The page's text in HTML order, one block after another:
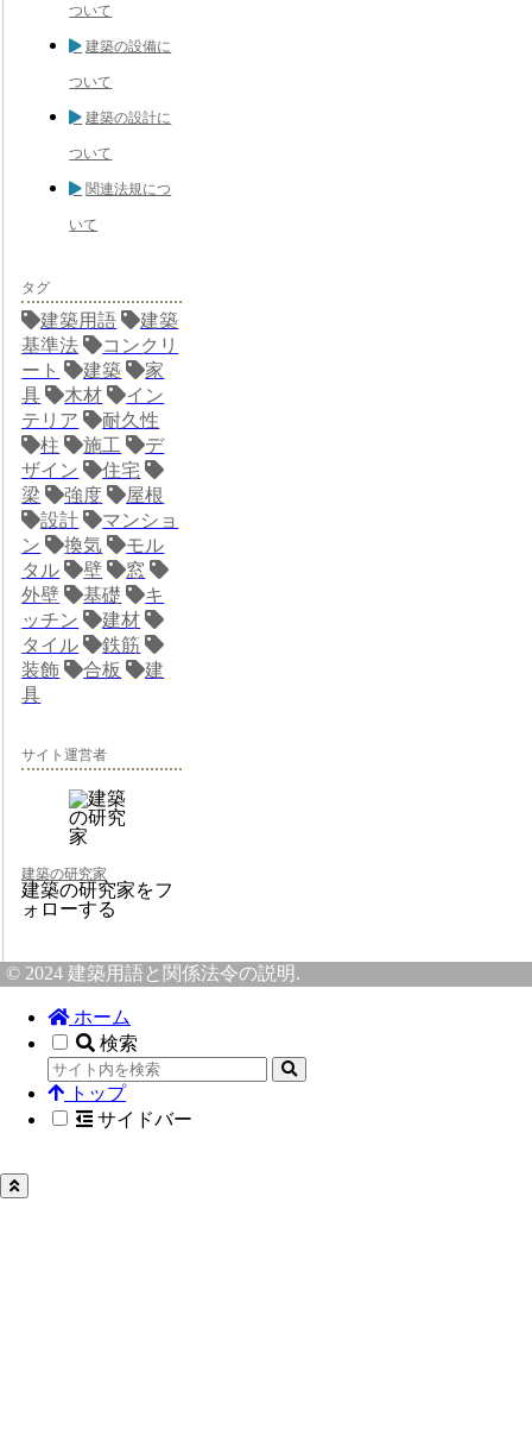
ついて
建築の設備に
ついて
建築の設計に
ついて
関連法規につ
いて
タグ
建築用語
建築
基準法
コンクリ
ート
建築
家
具
木材
イン
テリア
耐久性
柱
施工
デ
ザイン
住宅
梁
強度
屋根
設計
マンショ
ン
換気
モル
タル
壁
窓
外壁
基礎
キ
ッチン
建材
タイル
鉄筋
装飾
合板
建
具
サイト運営者
建築の研究家
建築の研究家をフ
ォローする
© 2024 建築用語と関係法令の説明.
ホーム
検索
トップ
サイドバー